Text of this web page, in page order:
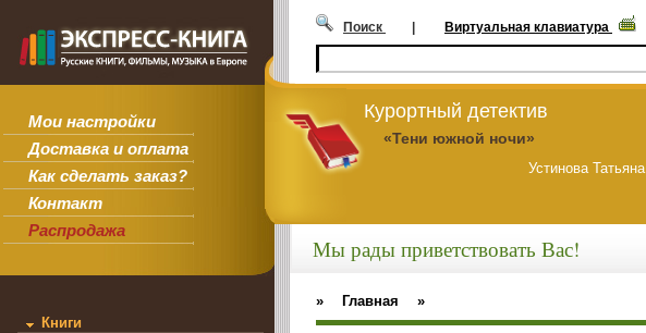
Мои настройки
Доставка и оплата
Как сделать заказ?
Контакт
Распродажа
Поиск | Виртуальная клавиатура
Курортный детектив
«Тени южной ночи»
Устинова Татьяна
Книги
Мы рады приветствовать Вас!
» Главная »